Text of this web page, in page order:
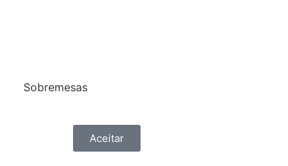
Sobremesas
Aceitar